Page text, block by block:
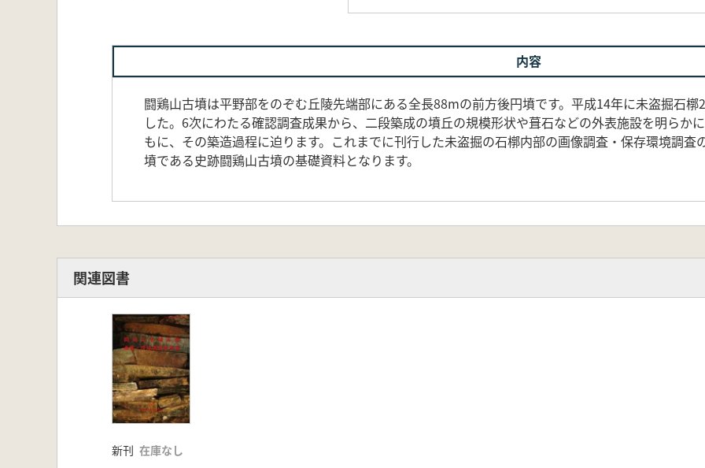
内容
闘鶏山古墳は平野部をのぞむ丘陵先端部にある全長88mの前方後円墳です。平成14年に未盗掘石
した。6次にわたる確認調査成果から、二段築成の墳丘の規模形状や葺石などの外表施設を明らか
もに、その築造過程に迫ります。これまでに刊行した未盗掘の石槨内部の画像調査・保存環境調査
墳である史跡闘鶏山古墳の基礎資料となります。
関連図書
新刊 在庫なし